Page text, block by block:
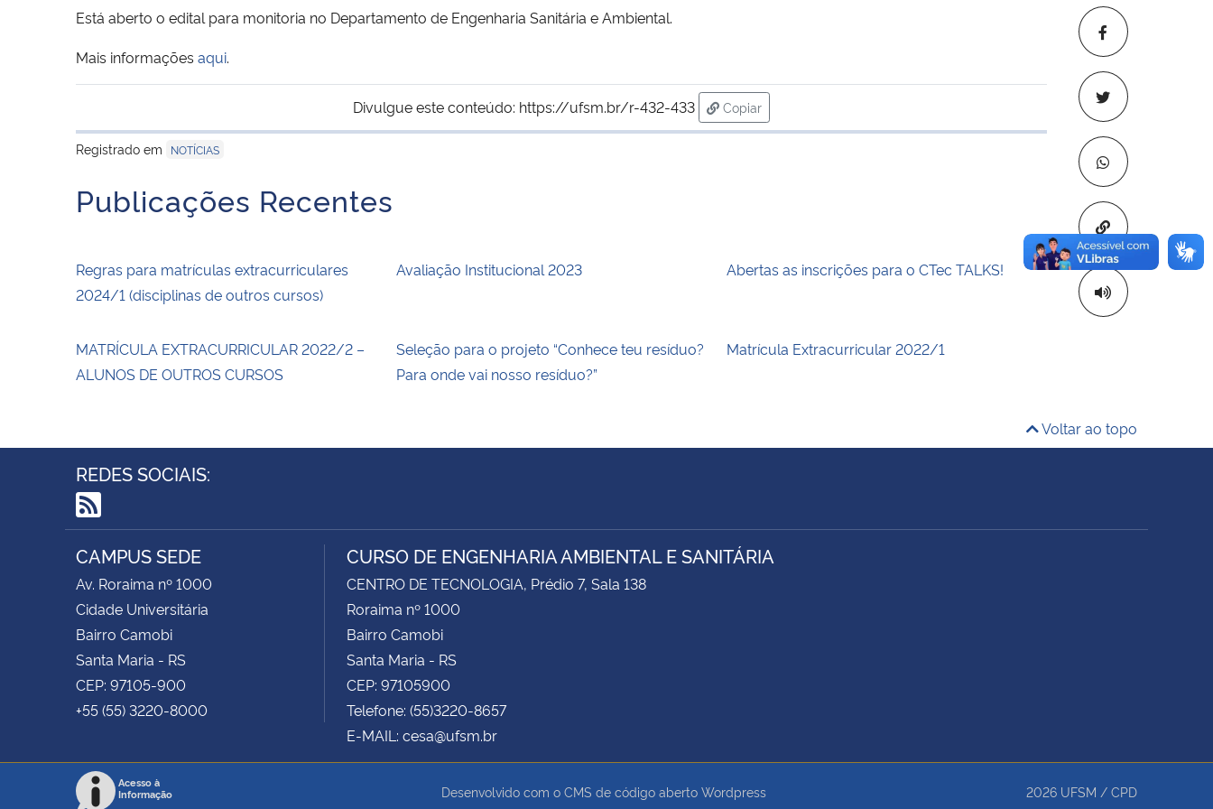
Copiar para
Está aberto o edital para monitoria no Departamento de Engenharia Sanitária e Ambiental.
Mais informações aqui.
Divulgue este conteúdo: https://ufsm.br/r-432-433
Copiar
para área de transferência
Registrado em
NOTÍCIAS
Publicações Recentes
Regras para matrículas extracurriculares
2024/1 (disciplinas de outros cursos)
Avaliação Institucional 2023 Abertas as inscrições para o CTec TALKS!
MATRÍCULA EXTRACURRICULAR 2022/2 –
ALUNOS DE OUTROS CURSOS
Seleção para o projeto “Conhece teu resíduo?
Para onde vai nosso resíduo?”
Matrícula Extracurricular 2022/1
Voltar ao topo
REDES SOCIAIS:
RSS
CAMPUS SEDE
Av. Roraima nº 1000
Cidade Universitária
Bairro Camobi
Santa Maria - RS
CEP: 97105-900
+55 (55) 3220-8000
CURSO DE ENGENHARIA AMBIENTAL E SANITÁRIA
CENTRO DE TECNOLOGIA, Prédio 7, Sala 138
Roraima nº 1000
Bairro Camobi
Santa Maria - RS
CEP: 97105900
Telefone: (55)3220-8657
E-MAIL: cesa@ufsm.br
Acesso à
Informação
Desenvolvido com o CMS de código aberto Wordpress 2026 UFSM / CPD